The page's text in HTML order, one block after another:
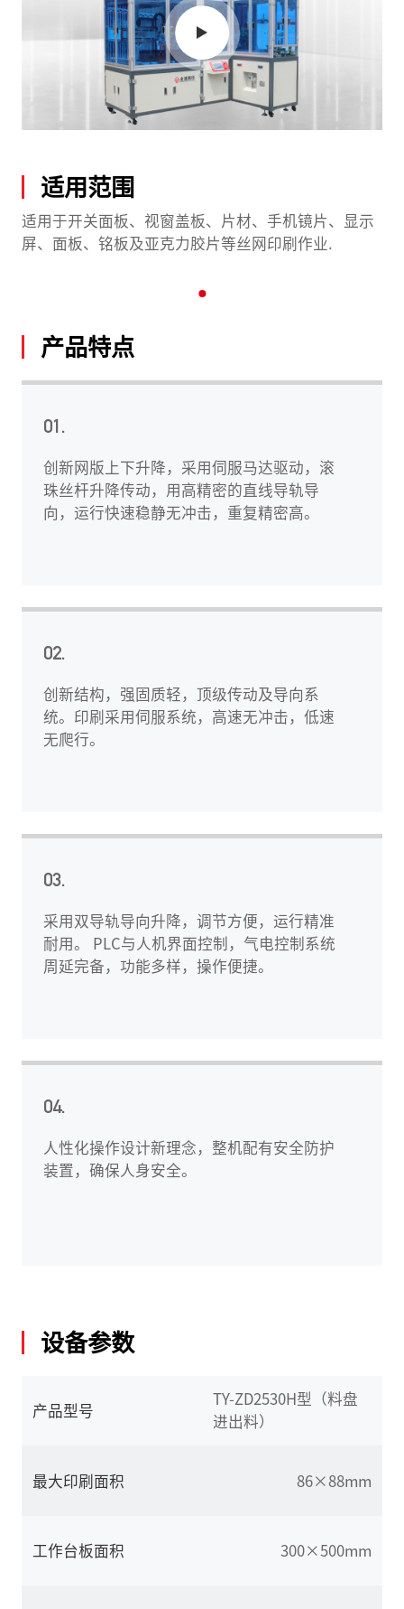
适用范围
适用于开关面板、视窗盖板、片材、手机镜片、显示
屏、面板、铭板及亚克力胶片等丝网印刷作业.
产品特点
01.
创新网版上下升降，采用伺服马达驱动，滚
珠丝杆升降传动，用高精密的直线导轨导
向，运行快速稳静无冲击，重复精密高。
02.
创新结构，强固质轻，顶级传动及导向系
统。印刷采用伺服系统，高速无冲击，低速
无爬行。
03.
采用双导轨导向升降，调节方便，运行精准
耐用。 PLC与人机界面控制，气电控制系统
周延完备，功能多样，操作便捷。
04.
人性化操作设计新理念，整机配有安全防护
装置，确保人身安全。
设备参数
产品型号
TY-ZD2530H型（料盘
进出料）
最大印刷面积 86×88mm
工作台板面积 300×500mm